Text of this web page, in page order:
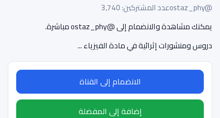
@ostaz_phy
عدد المشتركين: 3,740
يمكنك مشاهدة والانضمام إلى @ostaz_phy مباشرة.
دروس ومنشورات إثرائية في مادة الفيزياء ...
الانضمام إلى القناة
إضافة إلى المفضلة